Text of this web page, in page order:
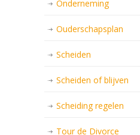
Onderneming
Ouderschapsplan
Scheiden
Scheiden of blijven
Scheiding regelen
Tour de Divorce